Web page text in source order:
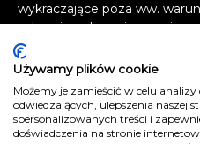
wykraczające poza ww.
zabronione bez pisemnej
się, w jaki sposób możesz
wykorzystanie treści.
Naruszenie tych zasad jest
odpowiedzialnością karną.
Wszelkie prawa zastrzeżone.
Używamy plików cookie
Możemy je zamieścić w celu
odwiedzających, ulepszenia naszej
spersonalizowanych treści i
doświadczenia na stronie